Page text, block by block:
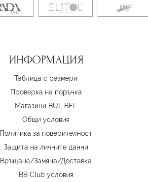
ИНФОРМАЦИЯ
Таблица с размери
Проверка на поръчка
Магазини BUL BEL
Oбщи условия
Политика за поверителност
Защита на личните данни
Връщане/Замяна/Доставка
BB Club условия